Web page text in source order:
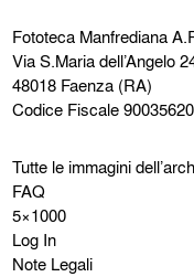
Fototeca Manfrediana
Via S.Maria dell’Angelo
48018 Faenza (RA)
Codice Fiscale
Tutte le immagini
FAQ
5×1000
Log In
Note Legali